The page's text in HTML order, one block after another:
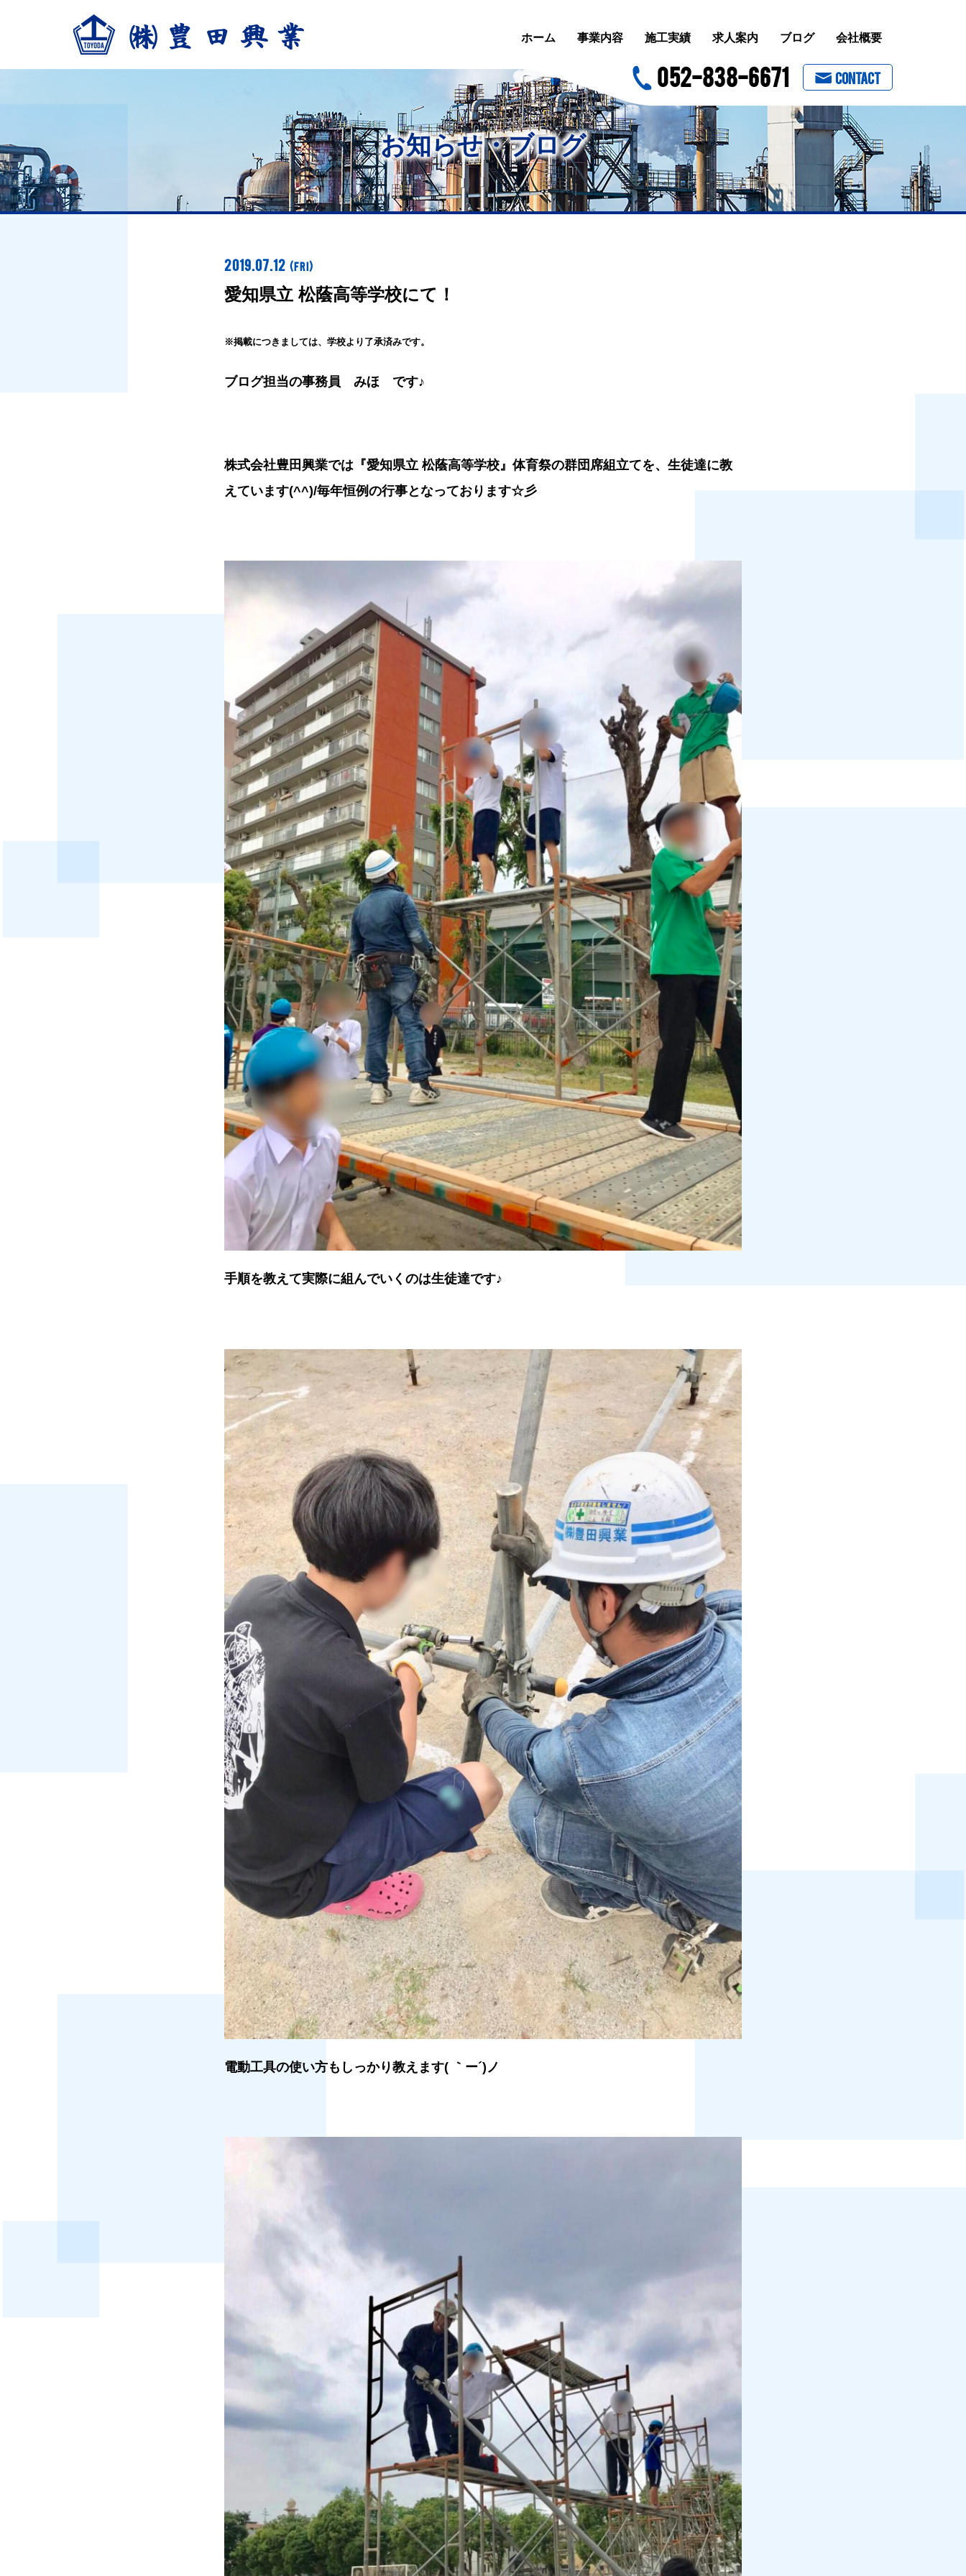
ホーム 事業内容 施工実績 求人案内 ブログ 会社概要
052-838-6671 CONTACT
お知らせ・ブログ
2019.07.12 (Fri)
愛知県立 松蔭高等学校にて！
※掲載につきましては、学校より了承済みです。
ブログ担当の事務員 みほ です♪
株式会社豊田興業では『愛知県立 松蔭高等学校』体育祭の群団席組立てを、生徒達に教
えています(^^)/毎年恒例の行事となっております☆彡
手順を教えて実際に組んでいくのは生徒達です♪
電動工具の使い方もしっかり教えます( ｀ー´)ノ